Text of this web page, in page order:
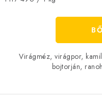
Virágméz, virágpor,
bojtorján,